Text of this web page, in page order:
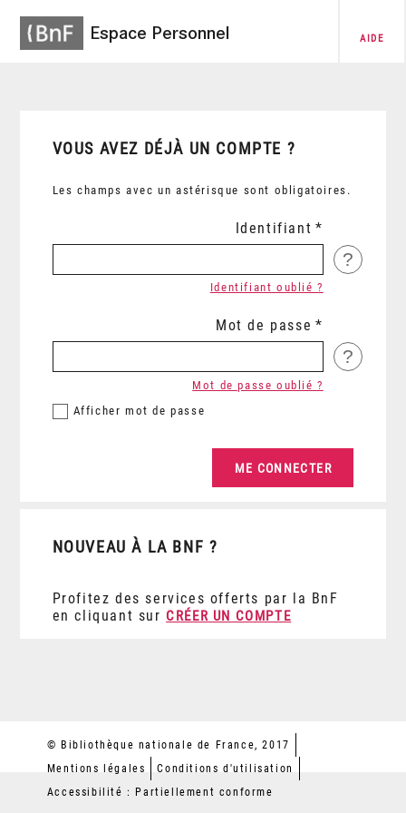
Espace Personnel AIDE
VOUS AVEZ DÉJÀ UN COMPTE ?
Les champs avec un astérisque sont obligatoires.
Identifiant
?
Identifiant oublié ?
Mot de passe
?
Afficher mot de passe
Mot de passe oublié ?
NOUVEAU À LA BNF ?
Profitez des services offerts par la BnF
en cliquant sur CRÉER UN COMPTE
© Bibliothèque nationale de France, 2017
Mentions légales
Conditions d'utilisation
Accessibilité : Partiellement conforme